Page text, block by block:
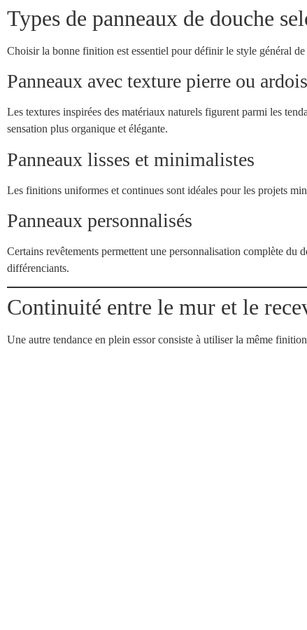
Types de panneaux de douche
Choisir la bonne finition est essentiel pour définir le style général
Panneaux avec texture pierre ou
Les textures inspirées des matériaux naturels figurent parmi les
sensation plus organique et élégante.
Panneaux lisses et minimalistes
Les finitions uniformes et continues sont idéales pour les projets
Panneaux personnalisés
Certains revêtements permettent une personnalisation complète du
différenciants.
Continuité entre le mur et le
Une autre tendance en plein essor consiste à utiliser la même